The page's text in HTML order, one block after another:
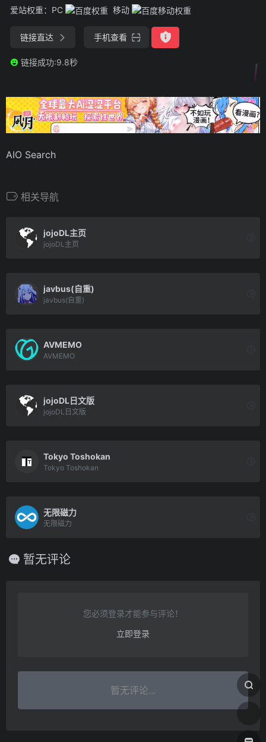
爱站权重： PC 移动
链接直达 手机查看
链接成功:9.8秒
AIO Search
相关导航
jojoDL主页
jojoDL主页
javbus(自重)
javbus(自重)
AVMEMO
AVMEMO
jojoDL日文版
jojoDL日文版
Tokyo Toshokan
Tokyo Toshokan
无限磁力
无限磁力
暂无评论
您必须登录才能参与评论！
立即登录
暂无评论...